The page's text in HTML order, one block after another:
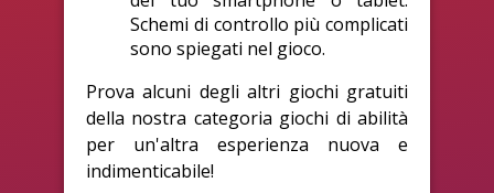
Schemi di controllo più complicati
sono spiegati nel gioco.
Prova alcuni degli altri giochi gratuiti
della nostra categoria giochi di abilità
per un'altra esperienza nuova e
indimenticabile!